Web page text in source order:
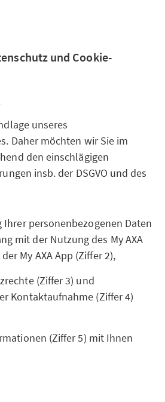
und Cookie-
unseres
Daher möchten wir Sie im
den einschlägigen
insb. der DSGVO und des
Ihrer personenbezogenen Daten
mit der Nutzung des My AXA
My AXA App (Ziffer 2),
(Ziffer 3) und
Kontaktaufnahme (Ziffer 4)
(Ziffer 5) mit Ihnen